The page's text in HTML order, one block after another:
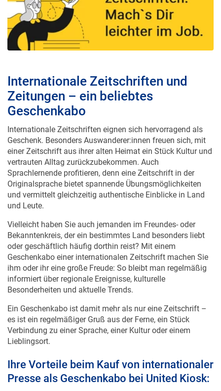
Internationale Zeitschriften und
Zeitungen – ein beliebtes
Geschenkabo
Internationale Zeitschriften eignen sich hervorragend als
Geschenk. Besonders Auswanderer:innen freuen sich, mit
einer Zeitschrift aus ihrer alten Heimat ein Stück Kultur und
vertrauten Alltag zurückzubekommen. Auch
Sprachlernende profitieren, denn eine Zeitschrift in der
Originalsprache bietet spannende Übungsmöglichkeiten
und vermittelt gleichzeitig authentische Einblicke in Land
und Leute.
Vielleicht haben Sie auch jemanden im Freundes- oder
Bekanntenkreis, der ein bestimmtes Land besonders liebt
oder geschäftlich häufig dorthin reist? Mit einem
Geschenkabo einer internationalen Zeitschrift machen Sie
ihm oder ihr eine große Freude: So bleibt man regelmäßig
informiert über regionale Ereignisse, kulturelle
Besonderheiten und aktuelle Trends.
Ein Geschenkabo ist damit mehr als nur eine Zeitschrift –
es ist ein regelmäßiger Gruß aus der Ferne, ein Stück
Verbindung zu einer Sprache, einer Kultur oder einem
Lieblingsort.
Ihre Vorteile beim Kauf von internationaler
Presse als Geschenkabo bei United Kiosk: